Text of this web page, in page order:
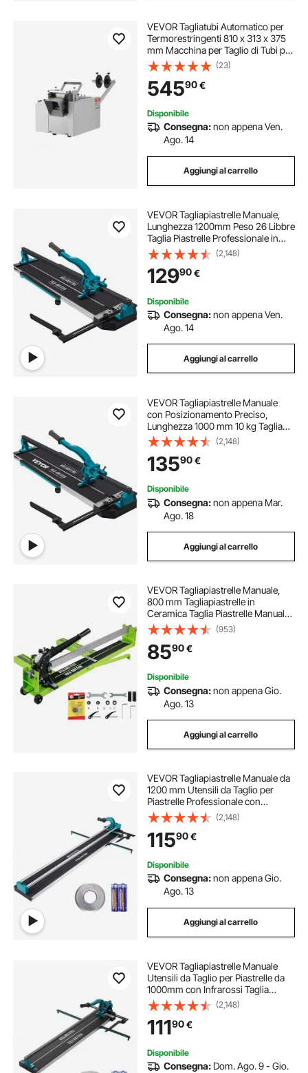
VEVOR Tagliatubi Automatico per
Termorestringenti 810 x 313 x 375
mm Macchina per Taglio di Tubi per
Cavi, Larghezza di Taglio 1 mm a 85
mm Lunghezza 0,1 mm a 99999,9
mm Tubi in Fibra di Vetro, Cavi
(23)
54590€
Disponibile
Consegna:non appena Ven.
Ago. 14
Aggiungi al carrello
VEVOR Tagliapiastrelle Manuale,
Lunghezza 1200mm Peso 26 Libbre
Taglia Piastrelle Professionale in
Alluminio per Tagliare Tutti I Tipi di
Piastrelle, Comprese Piastrelle in
Ceramica, Gres Porcellanato
(2,148)
12990€
Disponibile
Consegna:non appena Ven.
Ago. 14
Aggiungi al carrello
VEVOR Tagliapiastrelle Manuale
con Posizionamento Preciso,
Lunghezza 1000 mm 10 kg Taglia
Piastrelle Professionale in Alluminio
per Tagliare Tutti I Tipi di Piastrelle,
Comprese Piastrelle in Ceramica
(2,148)
13590€
Disponibile
Consegna:non appena Mar.
Ago. 18
Aggiungi al carrello
VEVOR Tagliapiastrelle Manuale,
800 mm Tagliapiastrelle in
Ceramica Taglia Piastrelle Manuale
in Acciaio per Tagliare Tutti I Tipi di
Piastrelle, Comprese Piastrelle in
Ceramica, Gres Porcellanato
(953)
8590€
Disponibile
Consegna:non appena Gio.
Ago. 13
Aggiungi al carrello
VEVOR Tagliapiastrelle Manuale da
1200 mm Utensili da Taglio per
Piastrelle Professionale con
Infrarossi Taglia a Mano Mattonelle
Gres Ceramica Porcellanata
Spessore di Taglio 4-15 mm a
Doppia Rotaia
(2,148)
11590€
Disponibile
Consegna:non appena Gio.
Ago. 13
Aggiungi al carrello
VEVOR Tagliapiastrelle Manuale
Utensili da Taglio per Piastrelle da
1000mm con Infrarossi Taglia
Mattonelle a Mano Gres Ceramica
Porcellanata Spessore di Taglio 4-
15mm Larghezza di Taglio Minima
25mm
(2,148)
11190€
Disponibile
Consegna: Dom. Ago. 9 - Gio.